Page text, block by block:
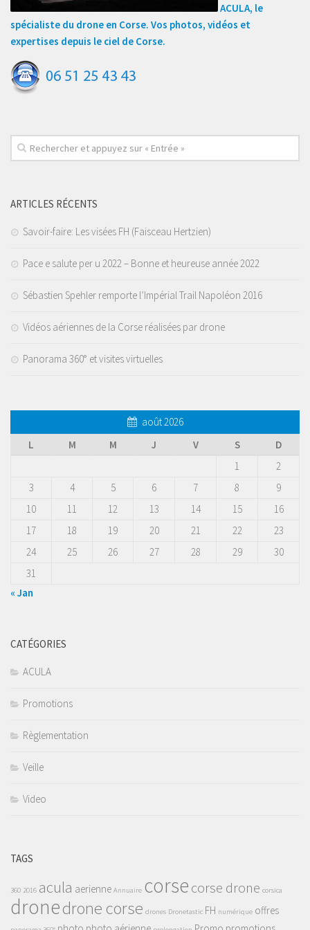
ACULA, le
spécialiste du drone en Corse. Vos photos, vidéos et
expertises depuis le ciel de Corse.
ARTICLES RÉCENTS
Savoir-faire: Les visées FH (Faisceau Hertzien)
Pace e salute per u 2022 – Bonne et heureuse année 2022
Sébastien Spehler remporte l’Impérial Trail Napoléon 2016
Vidéos aériennes de la Corse réalisées par drone
Panorama 360° et visites virtuelles
août 2026
L
M M J V S
D
1
2
3
4 5 6 7 8
9
10
11 12 13 14 15
16
17
18 19 20 21 22
23
24
25 26 27 28 29
30
31
« Jan
CATÉGORIES
ACULA
Promotions
Règlementation
Veille
Video
TAGS
360 2016 acula aerienne Annuaire corsecorse drone corsica
dronedrone corse drones Dronetastic FH numérique offres